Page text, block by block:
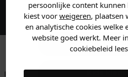
persoonlijke content
kiest voor weigeren, plaatsen
en analytische cookies welke
website goed werkt. Meer
cookiebeleid
korting op je
Betaal achteraf met
Heren
Dames
Kids